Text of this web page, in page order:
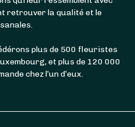
retrouver la qualité et le
plus de 500 fleuristes
et plus de 120 000
chez l’un d’eux.